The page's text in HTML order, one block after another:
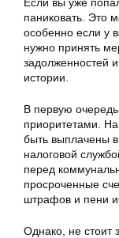
паниковать. Это
особенно если у
нужно принять
задолженностей
истории.
В первую
приоритетами.
быть выплачены
налоговой
перед
просроченные
штрафов и пени
Однако, не стоит